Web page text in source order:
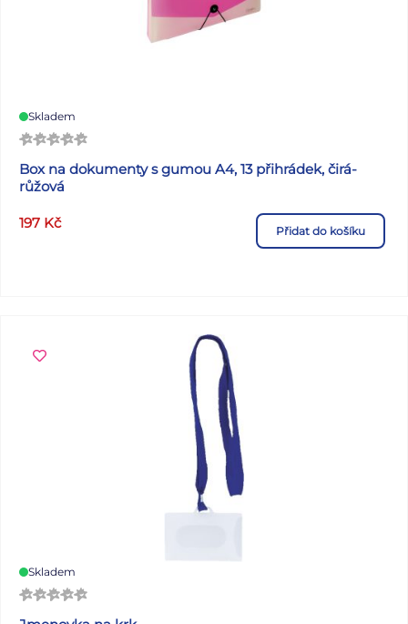
Skladem
Box na dokumenty s gumou A4, 13 přihrádek, čirá-
růžová
197 Kč Přidat do košíku
Skladem